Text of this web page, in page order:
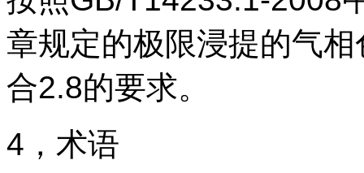
章规定的极限浸提的气
合2.8的要求。
4，术语